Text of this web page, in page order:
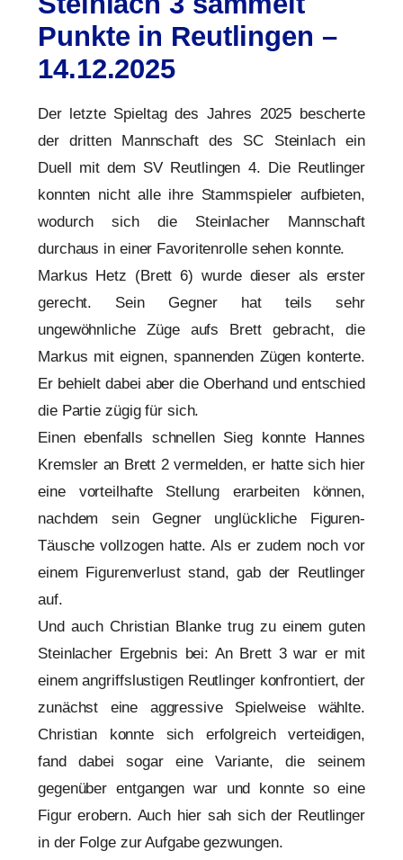
Punkte in Reutlingen –
14.12.2025
Der letzte Spieltag des Jahres 2025 bescherte
der dritten Mannschaft des SC Steinlach ein
Duell mit dem SV Reutlingen 4. Die Reutlinger
konnten nicht alle ihre Stammspieler aufbieten,
wodurch sich die Steinlacher Mannschaft
durchaus in einer Favoritenrolle sehen konnte.
Markus Hetz (Brett 6) wurde dieser als erster
gerecht. Sein Gegner hat teils sehr
ungewöhnliche Züge aufs Brett gebracht, die
Markus mit eignen, spannenden Zügen konterte.
Er behielt dabei aber die Oberhand und entschied
die Partie zügig für sich.
Einen ebenfalls schnellen Sieg konnte Hannes
Kremsler an Brett 2 vermelden, er hatte sich hier
eine vorteilhafte Stellung erarbeiten können,
nachdem sein Gegner unglückliche Figuren-
Täusche vollzogen hatte. Als er zudem noch vor
einem Figurenverlust stand, gab der Reutlinger
auf.
Und auch Christian Blanke trug zu einem guten
Steinlacher Ergebnis bei: An Brett 3 war er mit
einem angriffslustigen Reutlinger konfrontiert, der
zunächst eine aggressive Spielweise wählte.
Christian konnte sich erfolgreich verteidigen,
fand dabei sogar eine Variante, die seinem
gegenüber entgangen war und konnte so eine
Figur erobern. Auch hier sah sich der Reutlinger
in der Folge zur Aufgabe gezwungen.